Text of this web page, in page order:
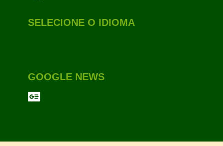
SELECIONE O IDIOMA
GOOGLE NEWS